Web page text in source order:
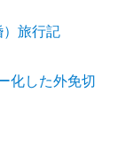
旅行記
化した外免切